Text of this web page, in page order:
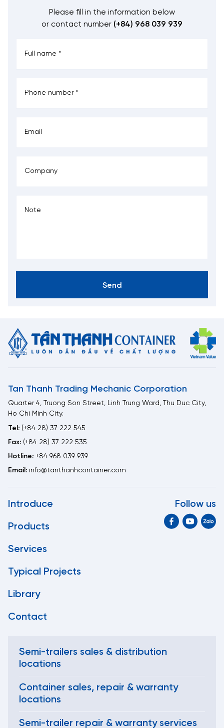
Please fill in the information below
or contact number (+84) 968 039 939
Send
Tan Thanh Trading Mechanic Corporation
Quarter 4, Truong Son Street, Linh Trung Ward, Thu Duc City,
Ho Chi Minh City.
Tel: (+84 28) 37 222 545
Fax: (+84 28) 37 222 535
Hotline: +84 968 039 939
Email: info@tanthanhcontainer.com
Introduce
Products
Services
Typical Projects
Library
Contact
Follow us
Semi-trailers sales & distribution
locations
Container sales, repair & warranty
locations
Semi-trailer repair & warranty services